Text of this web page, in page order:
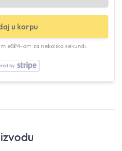
u korpu
eSIM-om za nekoliko sekundi.